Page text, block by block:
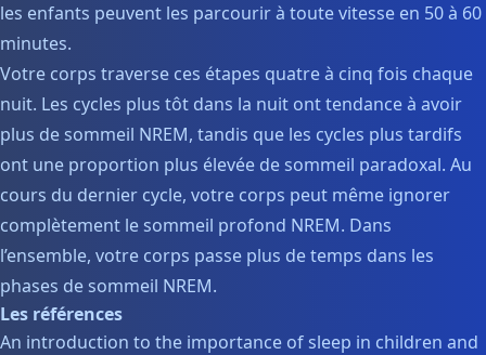
les enfants peuvent les parcourir à toute vitesse en 50 à 60
minutes.
Votre corps traverse ces étapes quatre à cinq fois chaque
nuit. Les cycles plus tôt dans la nuit ont tendance à avoir
plus de sommeil NREM, tandis que les cycles plus tardifs
ont une proportion plus élevée de sommeil paradoxal. Au
cours du dernier cycle, votre corps peut même ignorer
complètement le sommeil profond NREM. Dans
l’ensemble, votre corps passe plus de temps dans les
phases de sommeil NREM.
Les références
An introduction to the importance of sleep in children and